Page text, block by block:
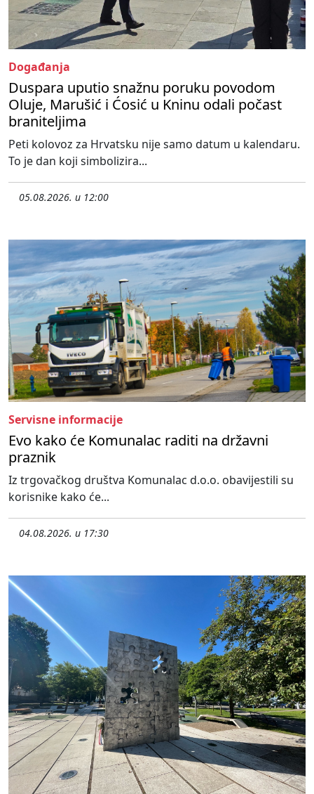
Događanja
Duspara uputio snažnu poruku povodom
Oluje, Marušić i Ćosić u Kninu odali počast
braniteljima
Peti kolovoz za Hrvatsku nije samo datum u kalendaru.
To je dan koji simbolizira...
05.08.2026. u 12:00
Servisne informacije
Evo kako će Komunalac raditi na državni
praznik
Iz trgovačkog društva Komunalac d.o.o. obavijestili su
korisnike kako će...
04.08.2026. u 17:30